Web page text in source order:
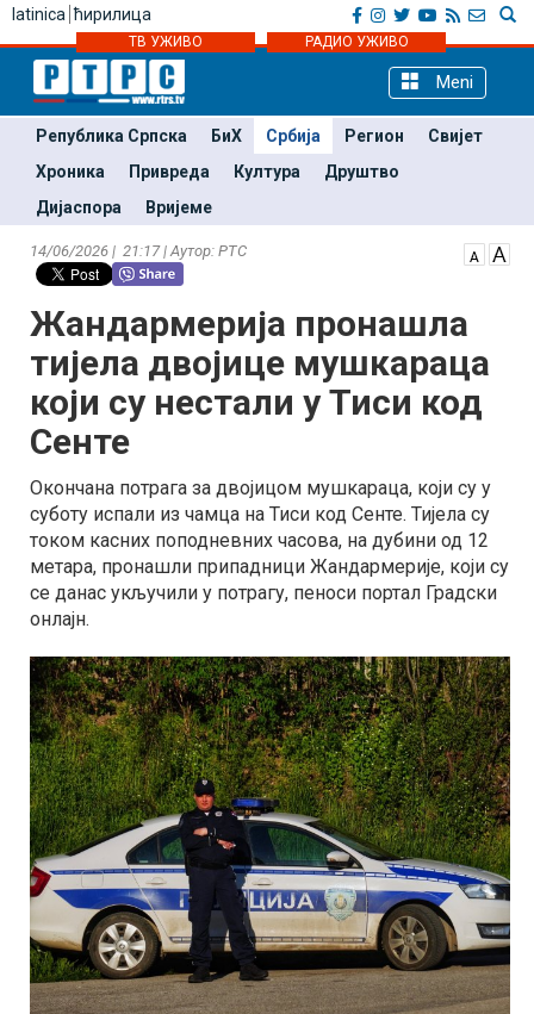
latinica ћирилица
ТВ УЖИВО РАДИО УЖИВО
Meni
Република Српска БиХ Србија Регион
Свијет
Хроника
Привреда Култура
Друштво
Дијаспора
Вријеме
14/06/2026 | 21:17 | Аутор: РТС
Жандармерија пронашла
тијела двојице мушкараца
који су нестали у Тиси код
Сенте
Окончана потрага за двојицом мушкараца, који су у
суботу испали из чамца на Тиси код Сенте. Тијела су
током касних поподневних часова, на дубини од 12
метара, пронашли припадници Жандармерије, који су
се данас укључили у потрагу, пеноси портал Градски
онлајн.